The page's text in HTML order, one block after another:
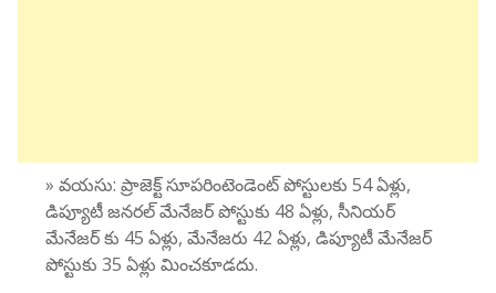
» వయసు: ప్రాజెక్ట్ సూపరింటెండెంట్ పోస్టులకు 54 ఏళ్లు,
డిప్యూటీ జనరల్ మేనేజర్ పోస్టుకు 48 ఏళ్లు, సీనియర్
మేనేజర్ కు 45 ఏళ్లు, మేనేజరు 42 ఏళ్లు, డిప్యూటీ మేనేజర్
పోస్టుకు 35 ఏళ్లు మించకూడదు.